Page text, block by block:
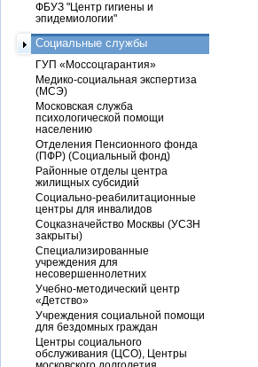
ФБУЗ "Центр гигиены и
эпидемиологии"
Социальные службы
ГУП «Моссоцгарантия»
Медико-социальная экспертиза
(МСЭ)
Московская служба
психологической помощи
населению
Отделения Пенсионного фонда
(ПФР) (Социальный фонд)
Районные отделы центра
жилищных субсидий
Социально-реабилитационные
центры для инвалидов
Соцказначейство Москвы (УСЗН
закрыты)
Специализированные
учреждения для
несовершеннолетних
Учебно-методический центр
«Детство»
Учреждения социальной помощи
для бездомных граждан
Центры социального
обслуживания (ЦСО), Центры